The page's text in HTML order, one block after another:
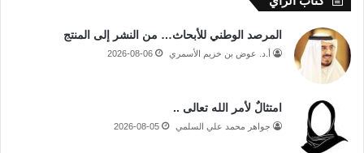
المرصد الوطني للأبحاث… من النشر إلى المنتج
أ.د. عوض بن خزيم الأسمري 2026-08-06
امتثالٌ لأمر الله تعالى ..
جواهر محمد علي السلمي 2026-08-05